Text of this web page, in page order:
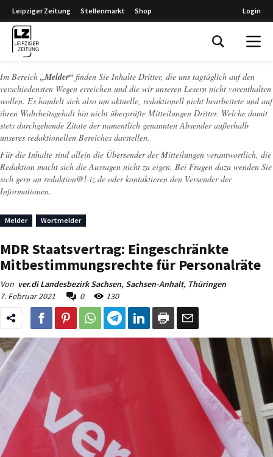
Leipziger Zeitung Stellenmarkt Shop Login
Im Bereich „Melder“ finden Sie Inhalte Dritter, die uns tagtäglich auf den
verschiedensten Wegen erreichen und die wir unseren Lesern nicht vorenthalten
wollen. Es handelt sich also um aktuelle, redaktionell nicht bearbeitete und auf
ihren Wahrheitsgehalt hin nicht überprüfte Mitteilungen Dritter. Welche damit
stets durchgehende Zitate der namentlich genannten Absender außerhalb
unseres redaktionellen Bereiches darstellen.
Für die Inhalte sind allein die Übersender der Mitteilungen verantwortlich, die
Redaktion macht sich die Aussagen nicht zu eigen. Bei Fragen dazu wenden Sie
sich gern an redaktion@l-iz.de oder kontaktieren den Versender der
Informationen.
Melder Wortmelder
MDR Staatsvertrag: Eingeschränkte
Mitbestimmungsrechte für Personalräte
Von ver.di Landesbezirk Sachsen, Sachsen-Anhalt, Thüringen
7. Februar 2021
0 130